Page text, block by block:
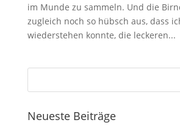
im Munde zu sammeln. Und die
zugleich noch so hübsch aus, dass
wiederstehen konnte, die leckeren...
Neueste Beiträge